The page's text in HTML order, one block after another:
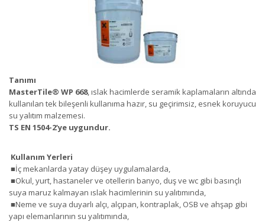
Tanımı
MasterTile® WP 668, ıslak hacimlerde seramik kaplamaların altında
kullanılan tek bileşenli kullanıma hazır, su geçirimsiz, esnek koruyucu
su yalıtım malzemesi.
TS EN 1504-2’ye uygundur.
Kullanım Yerleri
■İç mekanlarda yatay düşey uygulamalarda,
■Okul, yurt, hastaneler ve otellerin banyo, duş ve wc gibi basınçlı
suya maruz kalmayan ıslak hacimlerinin su yalıtımında,
■Neme ve suya duyarlı alçı, alçıpan, kontraplak, OSB ve ahşap gibi
yapı elemanlarının su yalıtımında,